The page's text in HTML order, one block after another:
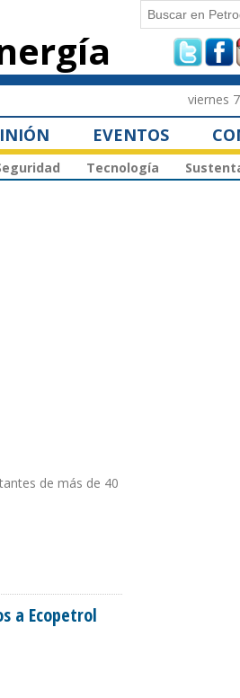
búsqueda
Buscar
viernes
EVENTOS
Tecnología
de más de 40
a Ecopetrol